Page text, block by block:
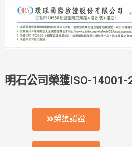
明石公司榮獲ISO-14001-
榮獲認證